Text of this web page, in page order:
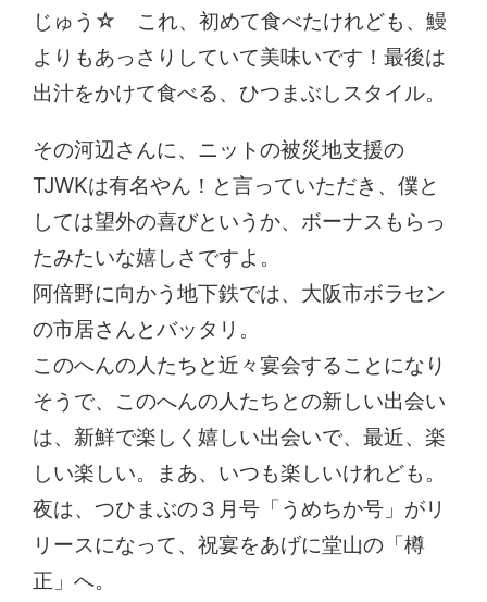
じゅう☆ これ、初めて食べたけれども、鰻
よりもあっさりしていて美味いです！最後は
出汁をかけて食べる、ひつまぶしスタイル。
その河辺さんに、ニットの被災地支援の
TJWKは有名やん！と言っていただき、僕と
しては望外の喜びというか、ボーナスもらっ
たみたいな嬉しさですよ。
阿倍野に向かう地下鉄では、大阪市ボラセン
の市居さんとバッタリ。
このへんの人たちと近々宴会することになり
そうで、このへんの人たちとの新しい出会い
は、新鮮で楽しく嬉しい出会いで、最近、楽
しい楽しい。まあ、いつも楽しいけれども。
夜は、つひまぶの３月号「うめちか号」がリ
リースになって、祝宴をあげに堂山の「樽
正」へ。